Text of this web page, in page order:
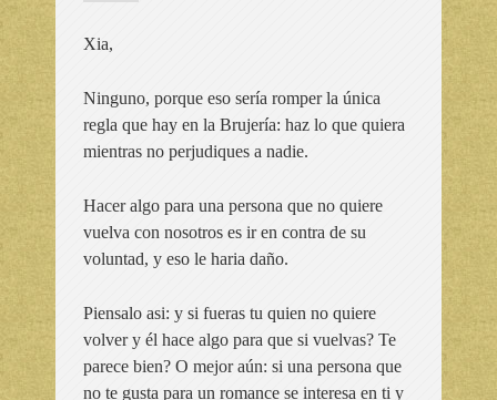
Xia,
Ninguno, porque eso sería romper la única
regla que hay en la Brujería: haz lo que quiera
mientras no perjudiques a nadie.
Hacer algo para una persona que no quiere
vuelva con nosotros es ir en contra de su
voluntad, y eso le haria daño.
Piensalo asi: y si fueras tu quien no quiere
volver y él hace algo para que si vuelvas? Te
parece bien? O mejor aún: si una persona que
no te gusta para un romance se interesa en ti y